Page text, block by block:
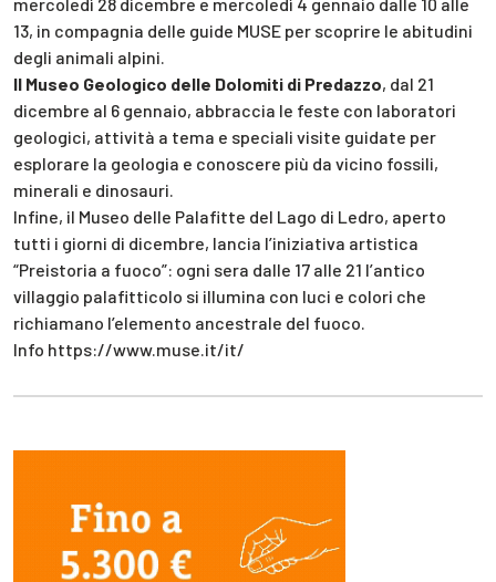
mercoledì 28 dicembre e mercoledì 4 gennaio dalle 10 alle
13, in compagnia delle guide MUSE per scoprire le abitudini
degli animali alpini.
Il Museo Geologico delle Dolomiti di Predazzo, dal 21
dicembre al 6 gennaio, abbraccia le feste con laboratori
geologici, attività a tema e speciali visite guidate per
esplorare la geologia e conoscere più da vicino fossili,
minerali e dinosauri.
Infine, il Museo delle Palafitte del Lago di Ledro, aperto
tutti i giorni di dicembre, lancia l’iniziativa artistica
“Preistoria a fuoco”: ogni sera dalle 17 alle 21 l’antico
villaggio palafitticolo si illumina con luci e colori che
richiamano l’elemento ancestrale del fuoco.
Info https://www.muse.it/it/